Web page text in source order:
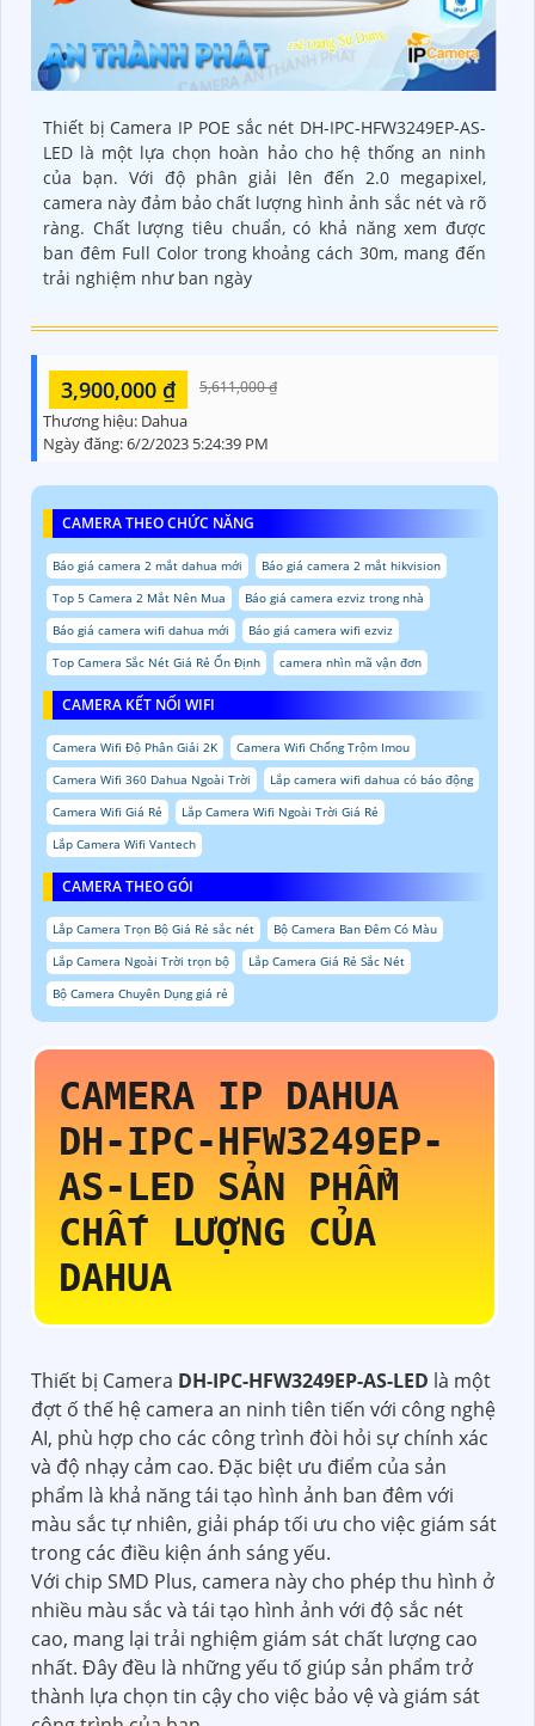
Thiết bị Camera IP POE sắc nét DH-IPC-HFW3249EP-AS-
LED là một lựa chọn hoàn hảo cho hệ thống an ninh
của bạn. Với độ phân giải lên đến 2.0 megapixel,
camera này đảm bảo chất lượng hình ảnh sắc nét và rõ
ràng. Chất lượng tiêu chuẩn, có khả năng xem được
ban đêm Full Color trong khoảng cách 30m, mang đến
trải nghiệm như ban ngày
3,900,000 ₫ 5,611,000 ₫
Thương hiệu: Dahua
Ngày đăng:6/2/2023 5:24:39 PM
CAMERA THEO CHỨC NĂNG
Báo giá camera 2 mắt dahua mới
Báo giá camera 2 mắt hikvision
Top 5 Camera 2 Mắt Nên Mua
Báo giá camera ezviz trong nhà
Báo giá camera wifi dahua mới
Báo giá camera wifi ezviz
Top Camera Sắc Nét Giá Rẻ Ổn Định
camera nhìn mã vận đơn
CAMERA KẾT NỐI WIFI
Camera Wifi Độ Phân Giải 2K
Camera Wifi Chống Trộm Imou
Camera Wifi 360 Dahua Ngoài Trời
Lắp camera wifi dahua có báo động
Camera Wifi Giá Rẻ
Lắp Camera Wifi Ngoài Trời Giá Rẻ
Lắp Camera Wifi Vantech
CAMERA THEO GÓI
Lắp Camera Trọn Bộ Giá Rẻ sắc nét
Bộ Camera Ban Đêm Có Màu
Lắp Camera Ngoài Trời trọn bộ
Lắp Camera Giá Rẻ Sắc Nét
Bộ Camera Chuyên Dụng giá rẻ
CAMERA IP DAHUA
DH-IPC-HFW3249EP-
AS-LED SẢN PHẨM
CHẤT LƯỢNG CỦA
DAHUA
Thiết bị Camera DH-IPC-HFW3249EP-AS-LED là một
đợt ố thế hệ camera an ninh tiên tiến với công nghệ
AI, phù hợp cho các công trình đòi hỏi sự chính xác
và độ nhạy cảm cao. Đặc biệt ưu điểm của sản
phẩm là khả năng tái tạo hình ảnh ban đêm với
màu sắc tự nhiên, giải pháp tối ưu cho việc giám sát
trong các điều kiện ánh sáng yếu.
Với chip SMD Plus, camera này cho phép thu hình ở
nhiều màu sắc và tái tạo hình ảnh với độ sắc nét
cao, mang lại trải nghiệm giám sát chất lượng cao
nhất. Đây đều là những yếu tố giúp sản phẩm trở
thành lựa chọn tin cậy cho việc bảo vệ và giám sát